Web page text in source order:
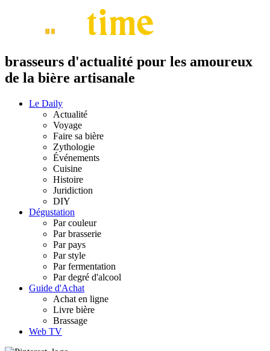
brasseurs d'actualité pour les amoureux
de la bière artisanale
Le Daily
Actualité
Voyage
Faire sa bière
Zythologie
Événements
Cuisine
Histoire
Juridiction
DIY
Dégustation
Par couleur
Par brasserie
Par pays
Par style
Par fermentation
Par degré d'alcool
Guide d'Achat
Achat en ligne
Livre bière
Brassage
Web TV